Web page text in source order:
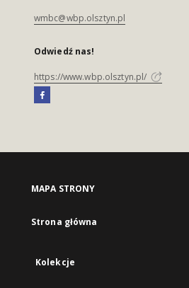
wmbc@wbp.olsztyn.pl
Odwiedź nas!
https://www.wbp.olsztyn.pl/
MAPA STRONY
Strona główna
Kolekcje